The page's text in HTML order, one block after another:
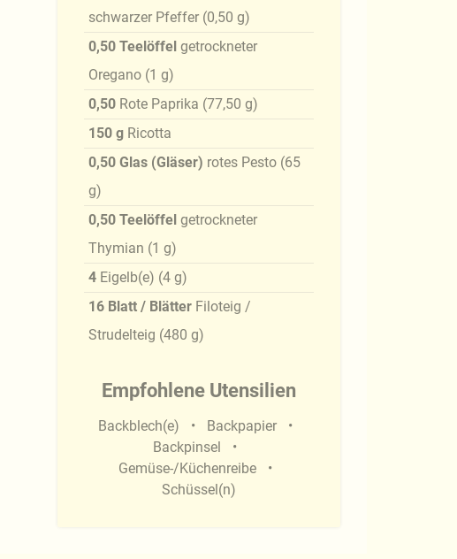
schwarzer Pfeffer (0,50 g)
0,50 Teelöffel getrockneter
Oregano (1 g)
0,50 Rote Paprika (77,50 g)
150 g Ricotta
0,50 Glas (Gläser) rotes Pesto (65
g)
0,50 Teelöffel getrockneter
Thymian (1 g)
4 Eigelb(e) (4 g)
16 Blatt / Blätter Filoteig /
Strudelteig (480 g)
Empfohlene Utensilien
Backblech(e)
Backpapier
Backpinsel
Gemüse-/Küchenreibe
Schüssel(n)